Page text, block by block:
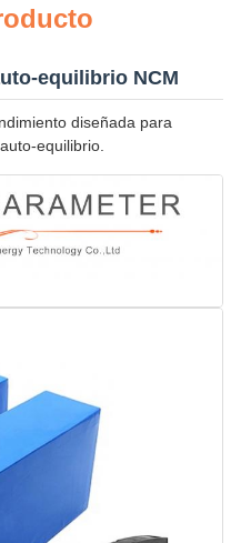
equilibrio NCM
diseñada para
equilibrio.